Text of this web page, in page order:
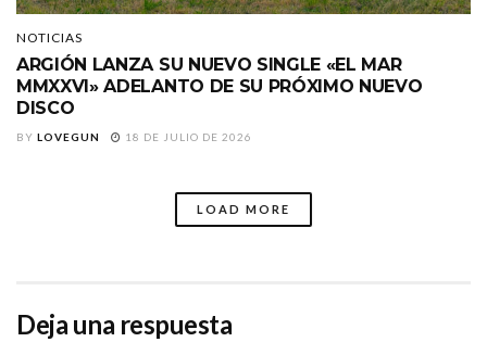
NOTICIAS
ARGIÓN LANZA SU NUEVO SINGLE «EL MAR
MMXXVI» ADELANTO DE SU PRÓXIMO NUEVO
DISCO
BY LOVEGUN 18 DE JULIO DE 2026
LOAD MORE
Deja una respuesta